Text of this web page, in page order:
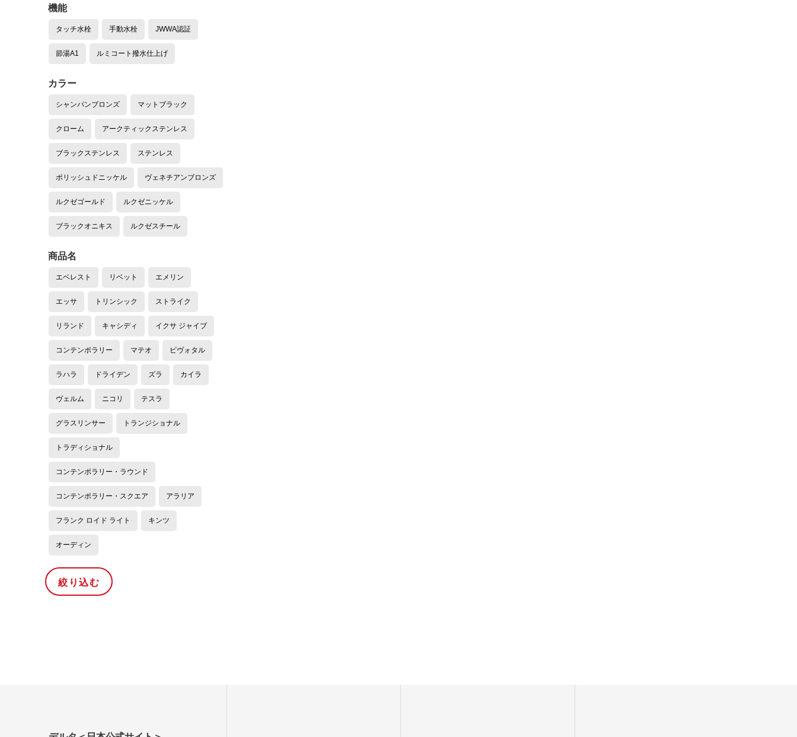
機能
タッチ水栓 手動水栓 JWWA認証
節湯A1 ルミコート撥水仕上げ
カラー
シャンパンブロンズ マットブラック
クローム アークティックステンレス
ブラックステンレス ステンレス
ポリッシュドニッケル ヴェネチアンブロンズ
ルクゼゴールド ルクゼニッケル
ブラックオニキス ルクゼスチール
商品名
エベレスト リベット エメリン
エッサ トリンシック ストライク
リランド キャシディ イクサ ジャイブ
コンテンポラリー マテオ ピヴォタル
ラハラ ドライデン ズラ カイラ
ヴェルム ニコリ テスラ
グラスリンサー トランジショナル
トラディショナル
コンテンポラリー・ラウンド
コンテンポラリー・スクエア アラリア
フランク ロイド ライト キンツ
オーディン